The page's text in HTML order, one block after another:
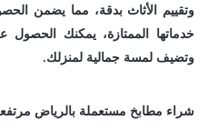
وتقييم الأثاث بدقة، مما يضمن
خدماتها الممتازة، يمكنك
وتضيف لمسة جمالية لمنزلك.
شراء مطابخ مستعملة بالرياض